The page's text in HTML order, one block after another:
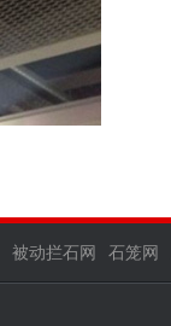
被动拦石网 石笼网